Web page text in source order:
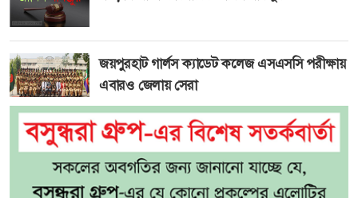
জয়পুরহাট গার্লস ক্যাডেট কলেজ এসএসসি পরীক্ষায়
এবারও জেলায় সেরা